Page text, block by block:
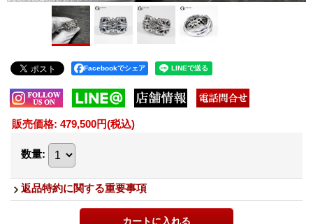
Facebookでシェア
販売価格: 479,500円(税込)
数量:
返品特約に関する重要事項